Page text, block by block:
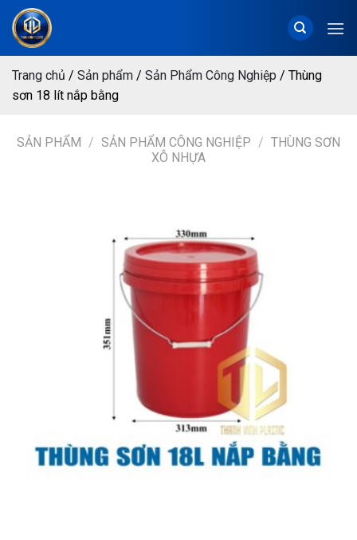
Chuyển
đến
dungTrang chủ / Sản phẩm / Sản Phẩm Công Nghiệp / Thùng
sơn 18 lít nắp bằng
SẢN PHẨM / SẢN PHẨM CÔNG NGHIỆP / THÙNG SƠN
XÔ NHỰA